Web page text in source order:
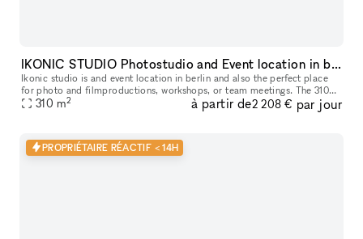
IKONIC STUDIO Photostudio and Event location in berlin
Ikonic studio is and event location in berlin and also the perfect place
for photo and filmproductions, workshops, or team meetings. The 310
sqm loft of an old factory building, which can be reached
310 m2 à partir de2 208 € par jour
PROPRIÉTAIRE RÉACTIF < 14H